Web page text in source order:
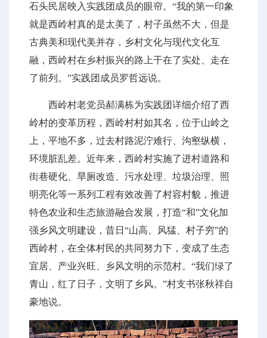
石头民居映入实践团成员的眼帘。“我的第一印象
就是西岭村真的是太美了，村子虽然不大，但是
古典美和现代美并存，乡村文化与现代文化互
融，西岭村在乡村振兴的路上干在了实处、走在
了前列。”实践团成员罗哲远说。
西岭村老党员郝满栋为实践团详细介绍了西
岭村的变革历程，西岭村村如其名，位于山岭之
上，平地不多，过去村路泥泞难行、沟壑纵横，
环境脏乱差。近年来，西岭村实施了进村道路和
街巷硬化、旱厕改造、污水处理、垃圾治理、照
明亮化等一系列工程有效改善了村容村貌，推进
特色农业和生态旅游融合发展，打造“和”文化加
强乡风文明建设，昔日“山高、风猛、村子穷”的
西岭村，在全体村民的共同努力下，变成了生态
宜居、产业兴旺、乡风文明的示范村。“我们绿了
青山，红了日子，文明了乡风。”村支书张秋祥自
豪地说。